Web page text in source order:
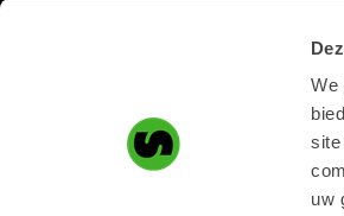
We
site
uw
PRODUCT
Registreer hier uw Steelwrist-product